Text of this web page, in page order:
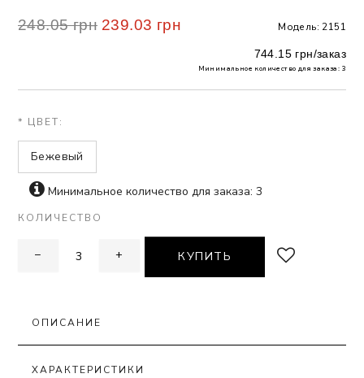
248.05 грн 239.03 грн Модель: 2151
744.15 грн/заказ
Минимальное количество для заказа: 3
* ЦВЕТ:
Бежевый
Минимальное количество для заказа: 3
КОЛИЧЕСТВО
− + КУПИТЬ
ОПИСАНИЕ
ХАРАКТЕРИСТИКИ